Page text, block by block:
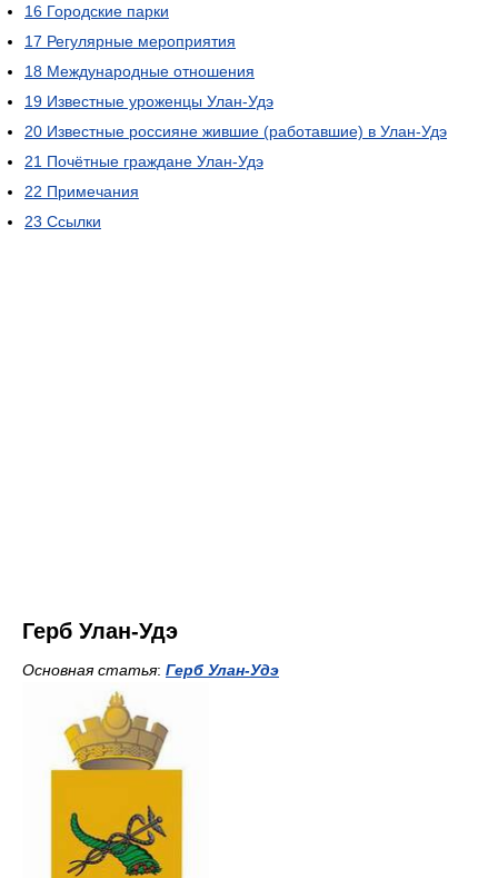
16 Городские парки
17 Регулярные мероприятия
18 Международные отношения
19 Известные уроженцы Улан-Удэ
20 Известные россияне жившие (работавшие) в Улан-Удэ
21 Почётные граждане Улан-Удэ
22 Примечания
23 Ссылки
Герб Улан-Удэ
Основная статья: Герб Улан-Удэ